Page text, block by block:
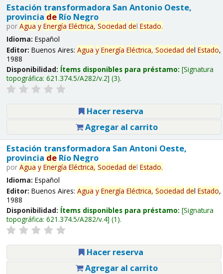
Estación transformadora San Antonio Oeste,
provincia deRío Negro
por Agua y Energía Eléctrica, Sociedad del Estado.
Idioma: Español
Editor: Buenos Aires: Agua y Energía Eléctrica, Sociedad del Estado,
1988
Disponibilidad: Ítems disponibles para préstamo: Signatura
topográfica: 621.374.5/A282/v.2 (3).
Hacer reserva
Agregar al carrito
Estación transformadora San Antoni Oeste,
provincia deRío Negro
por Agua y Energía Eléctrica, Sociedad del Estado.
Idioma: Español
Editor: Buenos Aires: Agua y Energía Eléctrica, Sociedad del Estado,
1988
Disponibilidad: Ítems disponibles para préstamo: Signatura
topográfica: 621.374.5/A282/v.4 (1).
Hacer reserva
Agregar al carrito